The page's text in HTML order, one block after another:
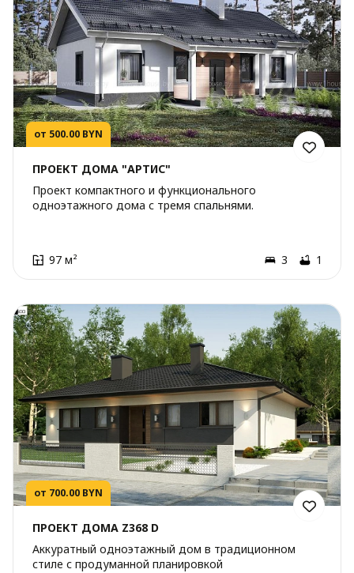
от 500.00 BYN
ПРОЕКТ ДОМА "АРТИС"
Проект компактного и функционального
одноэтажного дома с тремя спальнями.
97 м² 3 1
от 700.00 BYN
ПРОЕКТ ДОМА Z368 D
Аккуратный одноэтажный дом в традиционном
стиле с продуманной планировкой